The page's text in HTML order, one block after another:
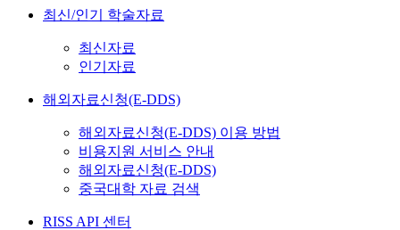
최신/인기 학술자료
최신자료
인기자료
해외자료신청(E-DDS)
해외자료신청(E-DDS) 이용 방법
비용지원 서비스 안내
해외자료신청(E-DDS)
중국대학 자료 검색
RISS API 센터